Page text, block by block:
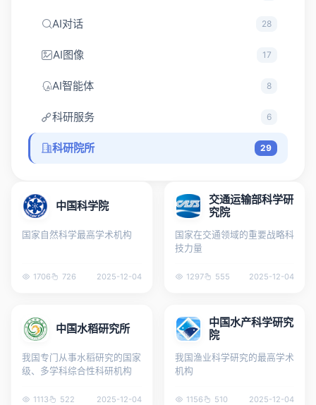
中国科学院
国家自然科学最高学术机构
1706 726 2025-12-04
交通运输部科学研
究院
国家在交通领域的重要战略科
技力量
1297 555 2025-12-04
中国水稻研究所
我国专门从事水稻研究的国家
级、多学科综合性科研机构
1113 522 2025-12-04
中国水产科学研究
院
我国渔业科学研究的最高学术
机构
1156 510 2025-12-04
AI对话 28
AI图像 17
AI智能体 8
科研服务 6
科研院所 29